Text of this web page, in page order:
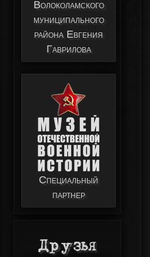
Волоколамского
муниципального
района Евгения
Гаврилова
Специальный
партнер
Друзья